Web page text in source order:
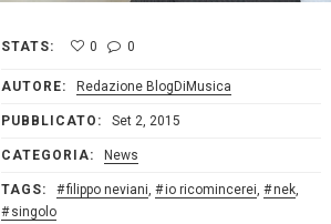
STATS: 0 0
AUTORE: Redazione BlogDiMusica
PUBBLICATO: Set 2, 2015
CATEGORIA: News
TAGS: filippo neviani, io ricomincerei, nek,
singolo